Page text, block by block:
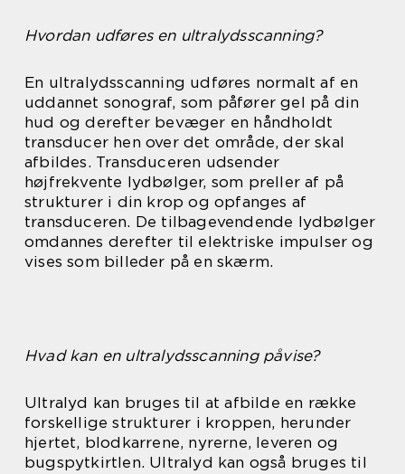
Hvordan udføres en ultralydsscanning?
En ultralydsscanning udføres normalt af en
uddannet sonograf, som påfører gel på din
hud og derefter bevæger en håndholdt
transducer hen over det område, der skal
afbildes. Transduceren udsender
højfrekvente lydbølger, som preller af på
strukturer i din krop og opfanges af
transduceren. De tilbagevendende lydbølger
omdannes derefter til elektriske impulser og
vises som billeder på en skærm.
Hvad kan en ultralydsscanning påvise?
Ultralyd kan bruges til at afbilde en række
forskellige strukturer i kroppen, herunder
hjertet, blodkarrene, nyrerne, leveren og
bugspytkirtlen. Ultralyd kan også bruges til